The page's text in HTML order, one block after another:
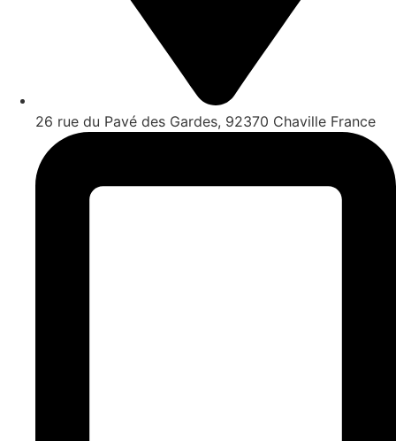
26 rue du Pavé des Gardes, 92370 Chaville France